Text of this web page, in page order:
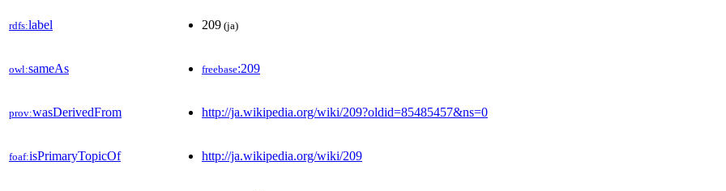
rdfs:label 209 (ja)
owl:sameAs freebase:209
prov:wasDerivedFrom http://ja.wikipedia.org/wiki/209?oldid=85485457&ns=0
foaf:isPrimaryTopicOf http://ja.wikipedia.org/wiki/209